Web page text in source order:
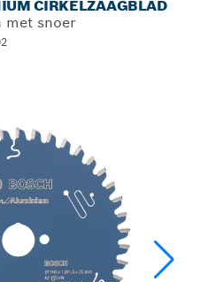
CIRKELZAAGBLAD
met snoer